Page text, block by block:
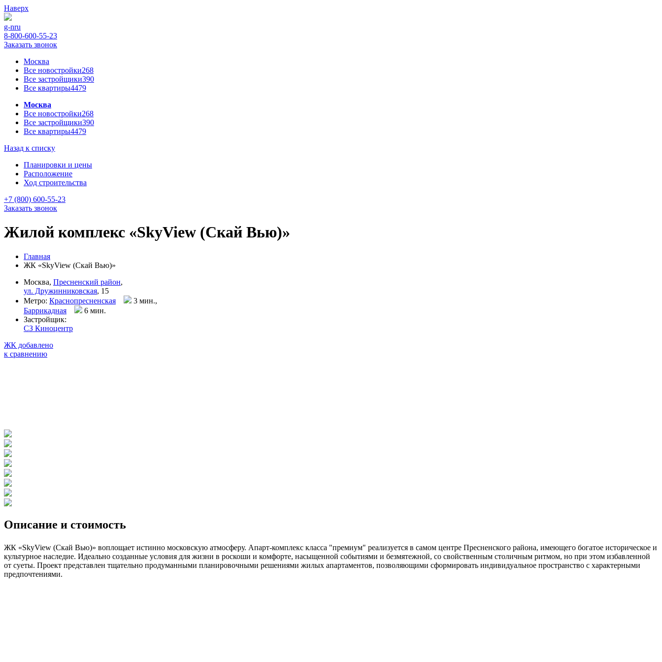
Наверх
g-nru
8-800-600-55-23
Заказать звонок
Москва
Все новостройки268
Все застройщики390
Все квартиры4479
Москва
Все новостройки268
Все застройщики390
Все квартиры4479
Назад к списку
Планировки и цены
Расположение
Ход строительства
+7 (800) 600-55-23
Заказать звонок
Жилой комплекс «SkyView (Скай Вью)»
Главная
ЖК «SkyView (Скай Вью)»
Москва, Пресненский район,
ул. Дружинниковская, 15
Метро: Краснопресненская
3 мин.,
Баррикадная
6 мин.
Застройщик:
СЗ Киноцентр
ЖК добавлено
к сравнению
Описание и стоимость
ЖК «SkyView (Скай Вью)» воплощает истинно московскую атмосферу. Апарт-комплекс класса "премиум" реализуется в самом центре Пресненского района, имеющего богатое историческое и
культурное наследие. Идеально созданные условия для жизни в роскоши и комфорте, насыщенной событиями и безмятежной, со свойственным столичным ритмом, но при этом избавленной
от суеты. Проект представлен тщательно продуманными планировочными решениями жилых апартаментов, позволяющими сформировать индивидуальное пространство с характерными
предпочтениями.